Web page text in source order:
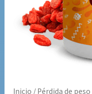
Inicio / Pérdida de peso